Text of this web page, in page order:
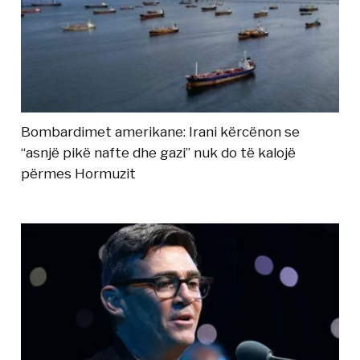
Bombardimet amerikane: Irani kërcënon se
“asnjë pikë nafte dhe gazi” nuk do të kalojë
përmes Hormuzit